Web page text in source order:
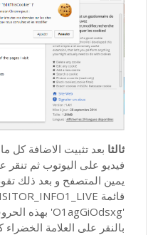
ثالثا بعد تثبيت الاضافة كل
فيديو على اليوتوب ثم تنقر
يمين المتصفح و بعد ذلك
بالنقر على العلامة